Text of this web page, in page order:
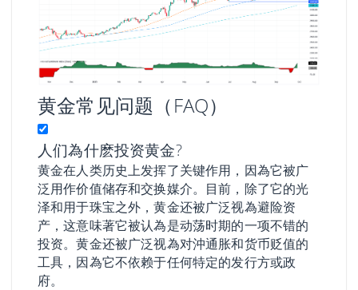
黄金常见问题（FAQ）
人们為什麽投资黄金?
黄金在人类历史上发挥了关键作用，因為它被广
泛用作价值储存和交换媒介。目前，除了它的光
泽和用于珠宝之外，黄金还被广泛视為避险资
产，这意味著它被认為是动荡时期的一项不错的
投资。黄金还被广泛视為对沖通胀和货币贬值的
工具，因為它不依赖于任何特定的发行方或政
府。